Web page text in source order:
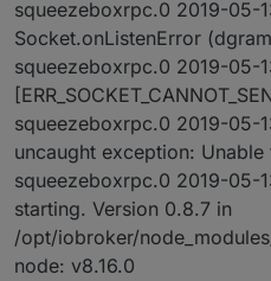
squeezeboxrpc.0 2019-05-
Socket.onListenError
squeezeboxrpc.0 2019-05-
squeezeboxrpc.0 2019-05-
uncaught exception: Unable
squeezeboxrpc.0 2019-05-
starting. Version 0.8.7 in
/opt/iobroker/
node: v8.16.0